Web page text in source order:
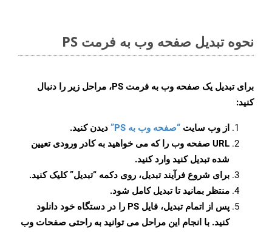
نحوه تبدیل صفحه وب به فرمت PS
برای تبدیل یک صفحه وب به فرمت PS، مراحل زیر را دنبال
کنید:
از وب سایت “صفحه وب به PS”
دیدن کنید.
URL صفحه وب را که می خواهید به کادر ورودی تعیین
شده تبدیل کنید وارد کنید.
برای شروع فرآیند تبدیل، روی دکمه “تبدیل” کلیک کنید.
منتظر بمانید تا تبدیل کامل شود.
پس از اتمام تبدیل، فایل PS را در دستگاه خود دانلود
کنید. با انجام این مراحل می توانید به راحتی صفحات وب